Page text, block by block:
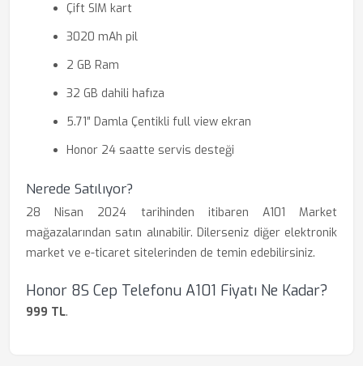
Çift SIM kart
3020 mAh pil
2 GB Ram
32 GB dahili hafıza
5.71″ Damla Çentikli full view ekran
Honor 24 saatte servis desteği
Nerede Satılıyor?
28 Nisan 2024 tarihinden itibaren A101 Market
mağazalarından satın alınabilir. Dilerseniz diğer elektronik
market ve e-ticaret sitelerinden de temin edebilirsiniz.
Honor 8S Cep Telefonu A101 Fiyatı Ne Kadar?
999 TL.